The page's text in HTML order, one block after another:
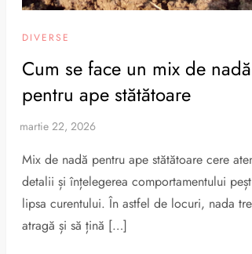
DIVERSE
Cum se face un mix de nadă
pentru ape stătătoare
Mix de nadă pentru ape stătătoare cere
detalii și înțelegerea comportamentului
lipsa curentului. În astfel de locuri, nada
atragă și să țină […]